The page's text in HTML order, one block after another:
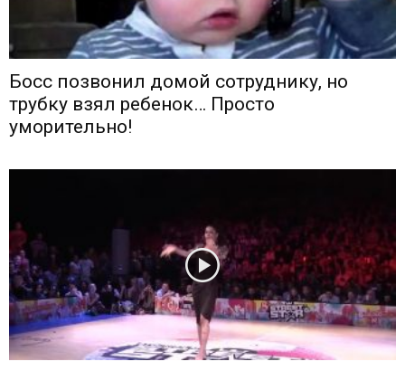
Босс позвонил домой сотруднику, но
трубку взял ребенок… Просто
уморительно!